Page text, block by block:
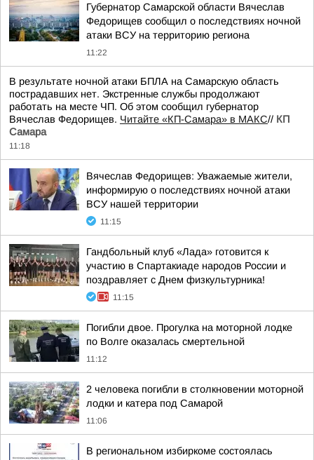
Губернатор Самарской области Вячеслав
Федорищев сообщил о последствиях ночной
атаки ВСУ на территорию региона
11:22
В результате ночной атаки БПЛА на Самарскую область
пострадавших нет. Экстренные службы продолжают
работать на месте ЧП. Об этом сообщил губернатор
Вячеслав Федорищев. Читайте «КП-Самара» в МАКС// КП
Самара
11:18
Вячеслав Федорищев: Уважаемые жители,
информирую о последствиях ночной атаки
ВСУ нашей территории
11:15
Гандбольный клуб «Лада» готовится к
участию в Спартакиаде народов России и
поздравляет с Днем физкультурника!
11:15
Погибли двое. Прогулка на моторной лодке
по Волге оказалась смертельной
11:12
2 человека погибли в столкновении моторной
лодки и катера под Самарой
11:06
В региональном избиркоме состоялась